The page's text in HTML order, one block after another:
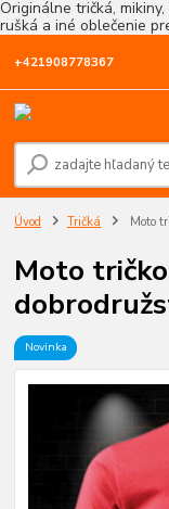
Originálne tričká,
rušká a iné oblečenie
+421908778367
Úvod Tričká Moto
Moto
Novinka